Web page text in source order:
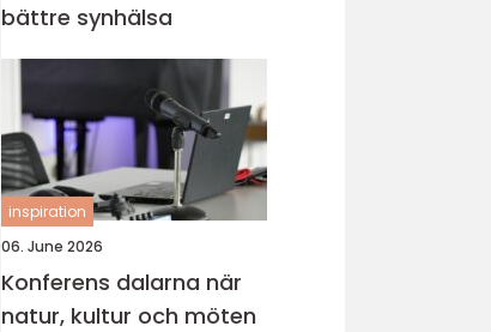
bättre synhälsa
inspiration
06. June 2026
Konferens dalarna när
natur, kultur och möten